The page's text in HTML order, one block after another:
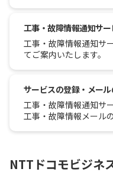
工事・故障情報通知サ
工事・故障情報通知サ
てご案内いたします。
サービスの登録・メー
工事・故障情報通知サ
工事・故障情報メール
NTTドコモビジネ